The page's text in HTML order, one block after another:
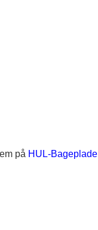
på HUL-Bageplade